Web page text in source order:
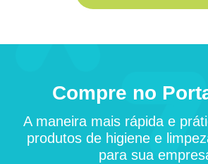
Compre no
A maneira mais rápida e
produtos de higiene e
para sua